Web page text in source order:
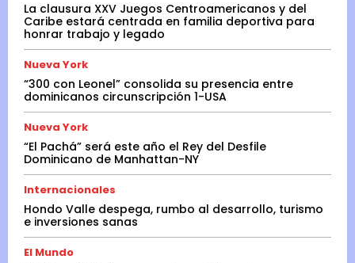
La clausura XXV Juegos Centroamericanos y del
Caribe estará centrada en familia deportiva para
honrar trabajo y legado
Nueva York
“300 con Leonel” consolida su presencia entre
dominicanos circunscripción 1-USA
Nueva York
“El Pachá” será este año el Rey del Desfile
Dominicano de Manhattan-NY
Internacionales
Hondo Valle despega, rumbo al desarrollo, turismo
e inversiones sanas
El Mundo